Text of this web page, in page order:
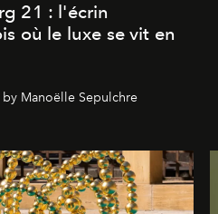
21 : l'écrin
où le luxe se vit en
by Manoëlle Sepulchre